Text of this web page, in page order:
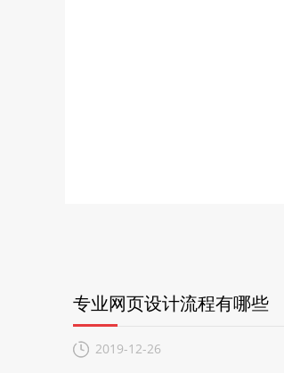
专业网页设计流程有哪些
2019-12-26